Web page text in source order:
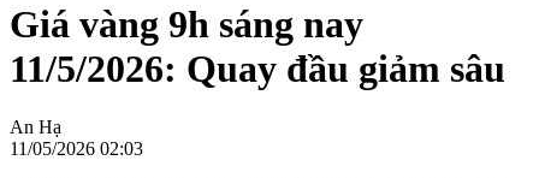
Giá vàng 9h sáng nay
11/5/2026: Quay đầu giảm sâu
An Hạ
11/05/2026 02:03